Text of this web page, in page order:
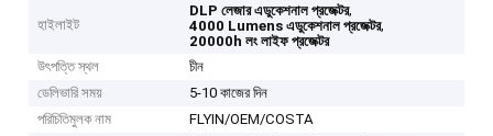
হাইলাইট
DLP লেজার এডুকেশনাল প্রজেক্টর,
4000 Lumens এডুকেশনাল প্রজেক্টর,
20000h লং লাইফ প্রজেক্টর
উৎপত্তি স্থল
চীন
ডেলিভারি সময়
5-10 কাজের দিন
পরিচিতিমুলক নাম
FLYIN/OEM/COSTA